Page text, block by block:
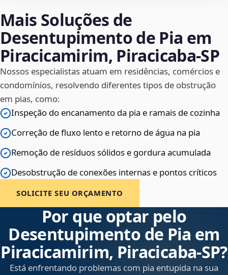
Mais Soluções de
Desentupimento de Pia em
Piracicamirim, Piracicaba‑SP
Nossos especialistas atuam em residências, comércios e
condomínios, resolvendo diferentes tipos de obstrução
em pias, como:
Inspeção do encanamento da pia e ramais de cozinha
Correção de fluxo lento e retorno de água na pia
Remoção de resíduos sólidos e gordura acumulada
Desobstrução de conexões internas e pontos críticos
SOLICITE SEU ORÇAMENTO
Por que optar pelo
Desentupimento de Pia em
Piracicamirim, Piracicaba‑SP?
Está enfrentando problemas com pia entupida na sua